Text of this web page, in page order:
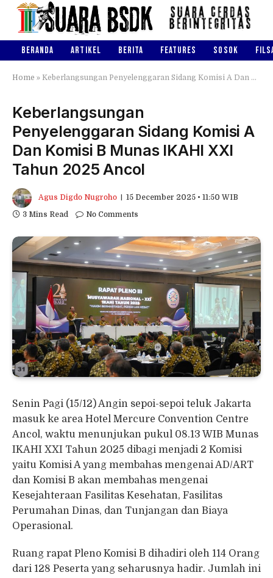
BERANDA ARTIKEL BERITA FEATURES SOSOK
Home » Keberlangsungan Penyelenggaran Sidang Komisi A Dan Komisi B Munas IKAHI XXI Tahun 2025 Ancol
Keberlangsungan
Penyelenggaran Sidang Komisi A
Dan Komisi B Munas IKAHI XXI
Tahun 2025 Ancol
Agus Digdo Nugroho
15 December 2025 • 11:50 WIB
3 Mins Read
No Comments
Senin Pagi (15/12) Angin sepoi-sepoi teluk Jakarta
masuk ke area Hotel Mercure Convention Centre
Ancol, waktu menunjukan pukul 08.13 WIB Munas
IKAHI XXI Tahun 2025 dibagi menjadi 2 Komisi
yaitu Komisi A yang membahas mengenai AD/ART
dan Komisi B akan membahas mengenai
Kesejahteraan Fasilitas Kesehatan, Fasilitas
Perumahan Dinas, dan Tunjangan dan Biaya
Operasional.
Ruang rapat Pleno Komisi B dihadiri oleh 114 Orang
dari 128 Peserta yang seharusnya hadir. Jumlah ini